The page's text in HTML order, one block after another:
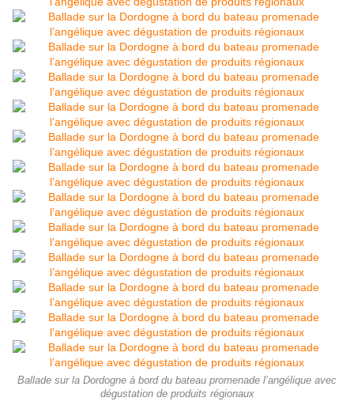
Ballade sur la Dordogne à bord du bateau promenade l’angélique avec
dégustation de produits régionaux